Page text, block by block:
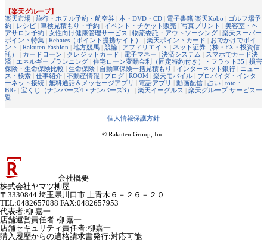
【楽天グループ】
楽天市場 | 旅行・ホテル予約・航空券 | 本・DVD・CD | 電子書籍 楽天Kobo | ゴルフ場予
約 | レシピ | 車検見積もり・予約 | イベント・チケット販売 | 写真プリント | 美容室・ヘ
アサロン予約 | 女性向け健康管理サービス | 物流委託・アウトソーシング | 楽天スーパー
ポイント特集 | Rebates（ポイント提携サイト） | 楽天ポイントカード | おでかけでポイ
ント | Rakuten Fashion | 地方競馬 | 競輪 | アフィリエイト | ネット証券（株・FX・投資信
託）
| カードローン | クレジットカード | 電子マネー | 決済システム | スマホでカード決
済 | エネルギープランニング | 住宅ローン変動金利（固定特約付き）・フラット35 | 損害
保険・生命保険比較 | 生命保険 | 自動車保険一括見積もり | インターネット銀行 | ニュー
ス・検索 | 仕事紹介 | 不動産情報 | ブログ | ROOM | 楽天モバイル | プロバイダ・インタ
ーネット接続 | 無料通話＆メッセージアプリ | 電話アプリ | 動画配信 | 占い | toto・
BIG | 宝くじ（ナンバーズ4・ナンバーズ3） | 楽天イーグルス | 楽天グループ サービス一
覧
個人情報保護方針
© Rakuten Group, Inc.
会社概要
株式会社ヤマツ柳屋
〒3330844 埼玉県川口市 上青木６－２６－２０
TEL:0482657088 FAX:0482657953
代表者:柳 嘉一
店舗運営責任者:柳 嘉一
店舗セキュリティ責任者:柳嘉一
購入履歴からの適格請求書発行:対応可能